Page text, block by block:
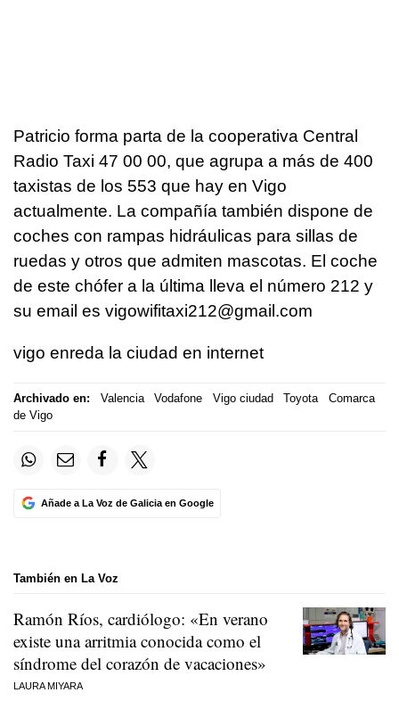
Patricio forma parta de la cooperativa Central
Radio Taxi 47 00 00, que agrupa a más de 400
taxistas de los 553 que hay en Vigo
actualmente. La compañía también dispone de
coches con rampas hidráulicas para sillas de
ruedas y otros que admiten mascotas. El coche
de este chófer a la última lleva el número 212 y
su email es vigowifitaxi212@gmail.com
vigo enreda la ciudad en internet
Archivado en: Valencia Vodafone Vigo ciudad Toyota
Comarca
de Vigo
Añade a La Voz de Galicia en Google
También en La Voz
Ramón Ríos, cardiólogo: «En verano
existe una arritmia conocida como el
síndrome del corazón de vacaciones»
LAURA MIYARA